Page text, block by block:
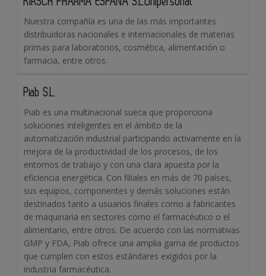
Nuestra compañía es una de las más importantes
distribuidoras nacionales e internacionales de materias
primas para laboratorios, cosmética, alimentación o
farmacia, entre otros.
Piab S.L.
Piab es una multinacional sueca que proporciona
soluciones inteligentes en el ámbito de la
automatización industrial participando activamente en la
mejora de la productividad de los procesos, de los
entornos de trabajo y con una clara apuesta por la
eficiencia energética. Con filiales en más de 70 países,
sus equipos, componentes y demás soluciones están
destinados tanto a usuarios finales como a fabricantes
de maquinaria en sectores como el farmacéutico o el
alimentario, entre otros. De acuerdo con las normativas
GMP y FDA, Piab ofrece una amplia gama de productos
que cumplen con estos estándares exigidos por la
industria farmacéutica.